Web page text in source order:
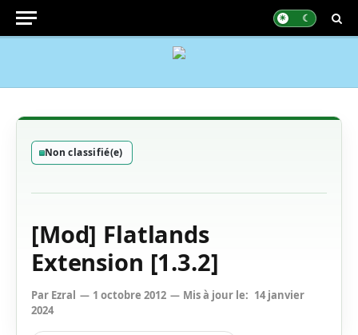
Non classifié(e)
[Mod] Flatlands
Extension [1.3.2]
Par Ezral 1 octobre 2012 Mis à jour le: 14 janvier
2024